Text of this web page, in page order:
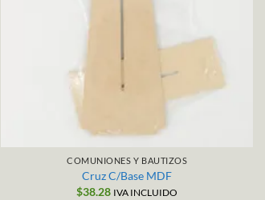
COMUNIONES Y BAUTIZOS
Cruz C/Base MDF
$38.28 IVA INCLUIDO